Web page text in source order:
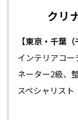
クリ
【東京・千葉
インテリアコー
ネーター2級、
スペシャリスト